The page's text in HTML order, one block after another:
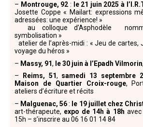
– Montrouge, 92 : le 21 juin 2025 à
Josette Coppe « Mailart: expressions
adressées: une expérience! »
au colloque d’Asphodèle
symbolisation »
atelier de l’après-midi : « Jeu de cartes,
voyage du héros »
– Massy, 91, le 30 juin à l’Epadh Vilmorin
–
Reims, 51, samedi 13 septembre
Maison de Quartier Croix-rouge,
ateliers d’écriture et récits
– Malguenac, 56: le 19 juillet chez
art-thérapeute, expo de 14h à 18h
15h – s’inscrire au 06 16 01 14 84